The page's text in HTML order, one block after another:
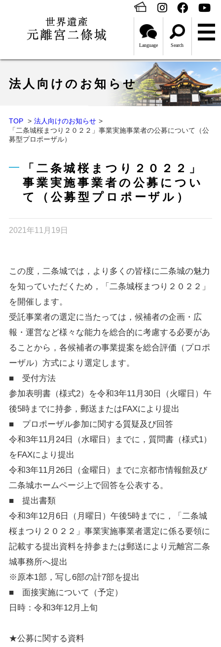
Language Search
法人向けのお知らせ
TOP
法人向けのお知らせ
「二条城桜まつり２０２２」事業実施事業者の公募について（公
募型プロポーザル）
「二条城桜まつり２０２２」
事業実施事業者の公募につい
て（公募型プロポーザル）
2021年11月19日
この度，二条城では，より多くの皆様に二条城の魅力
を知っていただくため，「二条城桜まつり２０２２」
を開催します。
受託事業者の選定に当たっては，候補者の企画・広
報・運営など様々な能力を総合的に考慮する必要があ
ることから，各候補者の事業提案を総合評価（プロポ
ーザル）方式により選定します。
■ 受付方法
参加表明書（様式2）を令和3年11月30日（火曜日）午
後5時までに持参，郵送またはFAXにより提出
■ プロポーザル参加に関する質疑及び回答
令和3年11月24日（水曜日）までに，質問書（様式1）
をFAXにより提出
令和3年11月26日（金曜日）までに京都市情報館及び
二条城ホームページ上で回答を公表する。
■ 提出書類
令和3年12月6日（月曜日）午後5時までに，「二条城
桜まつり２０２２」事業実施事業者選定に係る要領に
記載する提出資料を持参または郵送により元離宮二条
城事務所へ提出
※原本1部，写し6部の計7部を提出
■ 面接実施について（予定）
日時：令和3年12月上旬
★公募に関する資料